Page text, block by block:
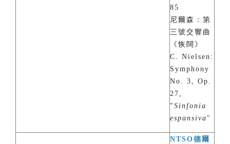
85
尼爾森：第
三號交響曲
《恢闊》
C. Nielsen:
Symphony
No. 3, Op.
27,
" Sinfonia
espansiva "
NTSO德爾